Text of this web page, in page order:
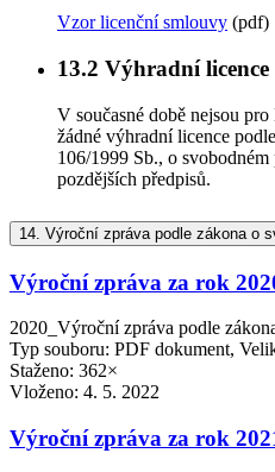
Vzor licenční smlouvy (pdf)
13.2 Výhradní licence
V současné době nejsou
žádné výhradní licence
106/1999 Sb., o
pozdějších předpisů.
14. Výroční zpráva podle zákona o
Výroční zpráva za rok
2020_Výroční zpráva podle
Typ souboru: PDF dokument,
Staženo: 362×
Vloženo: 4. 5. 2022
Výroční zpráva za rok